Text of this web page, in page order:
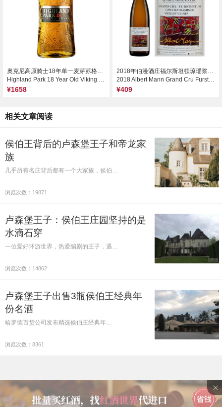
奥克尼高原骑士18年单一麦芽苏格兰威士忌
Highland Park 18 Year Old Viking Pride Single Malt Scotch Whisky, Orkney, UK
¥1658
2018年伯漫酒庄福尔斯坦顿琼瑶浆甜白葡萄酒
2018 Albert Mann Grand Cru Furstentum Gewurztraminer Vieilles Vignes, , Alsace Grand Cru, France
¥409
相关文章阅读
侯伯王背后的卢森堡王子和帝龙家
族
几乎所有名庄背后都有一个大家族，侯伯…
浏览次数：19871
卢森堡王子：侯伯王庄园坚持的是
水滴石穿
一位爱好环游世界，热爱编剧的王子，遇…
浏览次数：14862
卢森堡王子出售3瓶侯伯王经典年
份名酒
哈罗德百货公司发布精选侯伯王经典年…
浏览次数：8361